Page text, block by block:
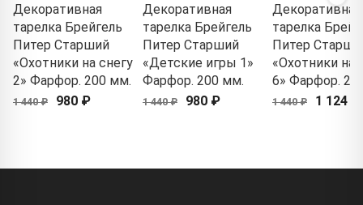
Декоративная
тарелка Брейгель
Питер Старший
«Охотники на снегу
2» Фарфор. 200 мм.
1 440 ₽ 980 ₽
Декоративная
тарелка Брейгель
Питер Старший
«Детские игры 1»
Фарфор. 200 мм.
1 440 ₽ 980 ₽
Декоративная
тарелка
Питер
«Охотники на
6» Фарфор.
1 440 ₽ 1 124 ₽